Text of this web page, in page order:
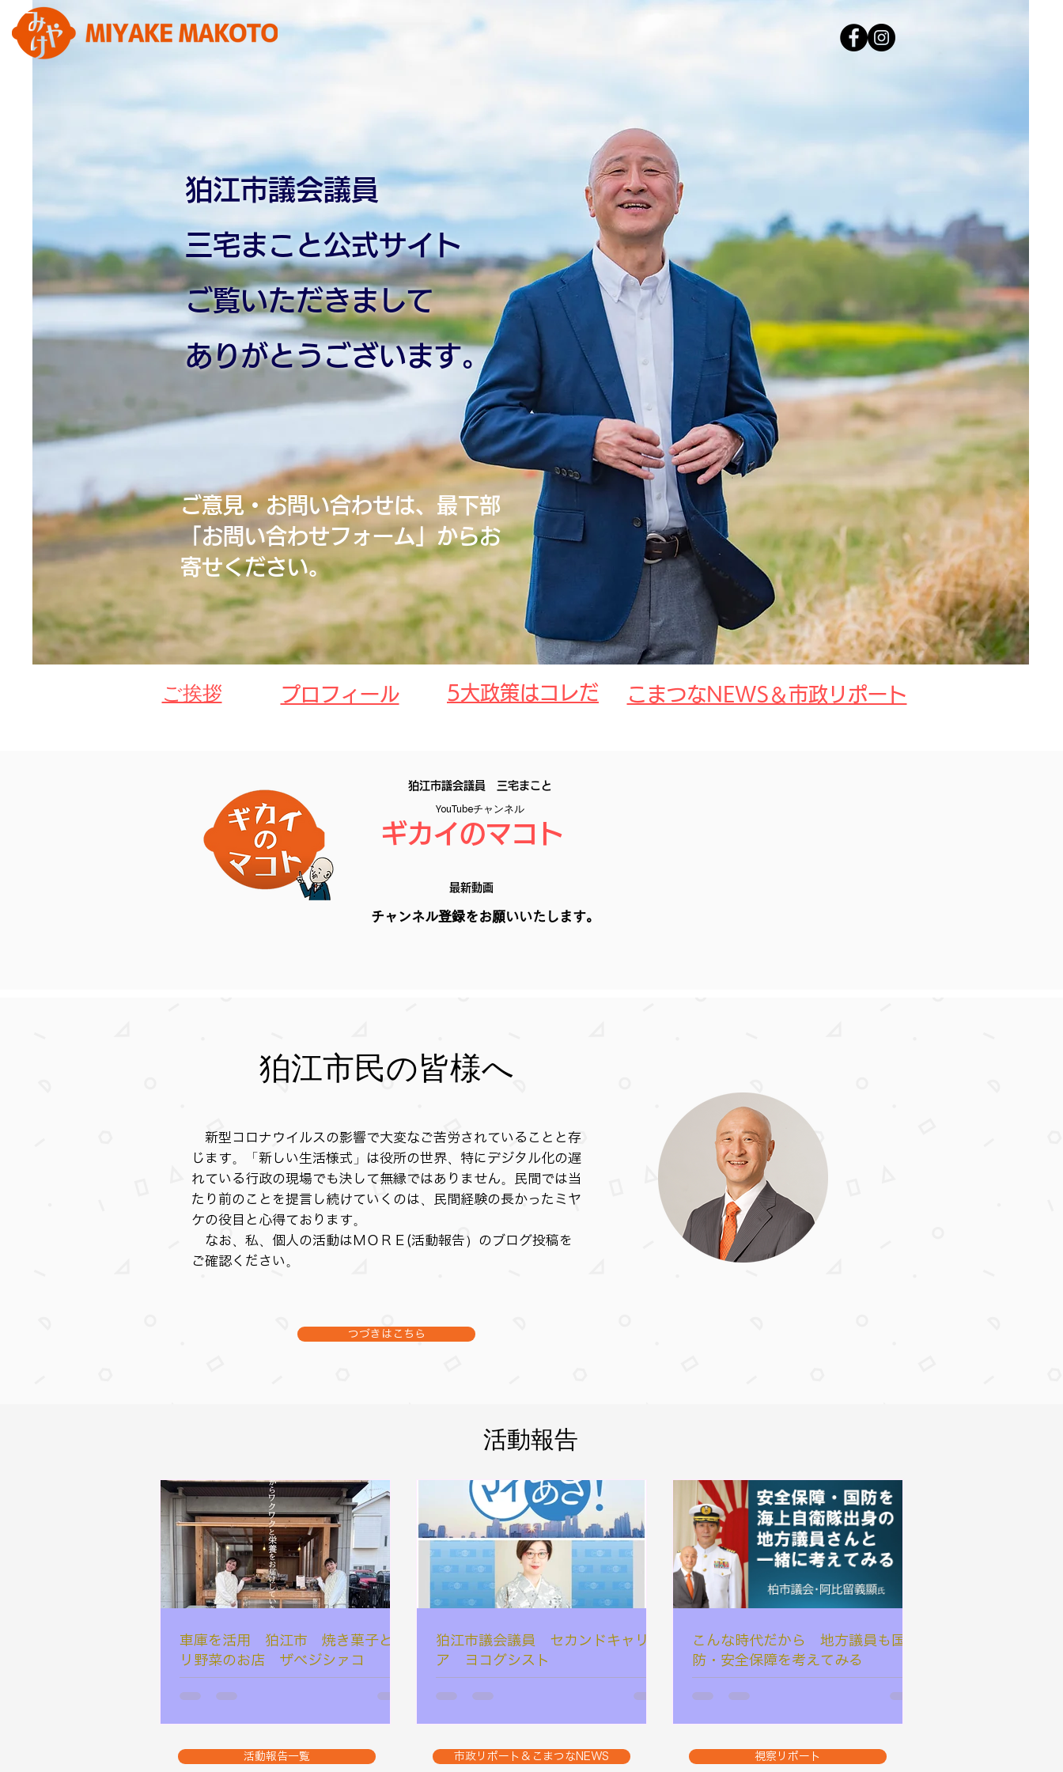
​狛江市議会議員
三宅まこと公式サイト
ご覧いただきまして
​ありがとうございます。
ご意見・お問い合わせは、最下部
「お問い合わせフォーム」からお
寄せください。
​ご挨拶​ プロフィール ​5大政策はコレだ ​こまつなNEWS＆市政リポート
​狛江市議会議員 三宅まこと
ギカイのマコト
YouTubeチャンネル
​最新動画
​チャンネル登録をお願いいたします。
​狛江市民の皆様へ
新型コロナウイルスの影響で大変なご苦労されていることと存
じます。
「新しい生活様式」は役所の世界、特にデジタル化の遅
れている行政の現場でも決して無縁ではありません。民間では当
たり前のことを提言し続けていくのは、民間経験の長かったミヤ
ケの役目と心得ております。
なお、私、個人の活動はＭＯＲＥ(活動報告）のブログ投稿を
ご確認ください。
つづきはこちら
活動報告
車庫を活用 狛江市 焼き菓子とデ
リ野菜のお店 ザべジシァコ
狛江市議会議員 セカンドキャリ
ア ヨコグシスト
こんな時代だから 地方議員も国
防・安全保障を考えてみる
活動報告一覧 市政リポート＆こまつなNEWS 視察リポート